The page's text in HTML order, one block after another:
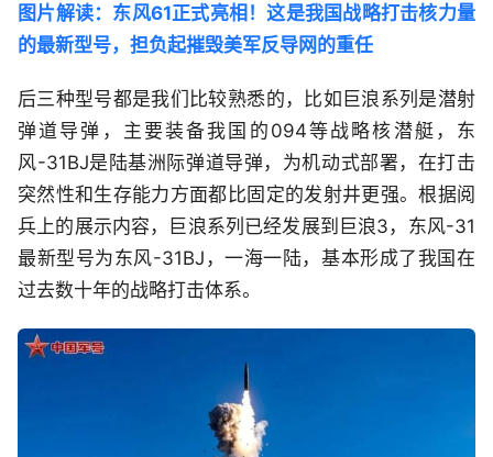
图片解读：东风61正式亮相！这是我国战略打击核力量
的最新型号，担负起摧毁美军反导网的重任
后三种型号都是我们比较熟悉的，比如巨浪系列是潜射
弹道导弹，主要装备我国的094等战略核潜艇，东
风-31BJ是陆基洲际弹道导弹，为机动式部署，在打击
突然性和生存能力方面都比固定的发射井更强。根据阅
兵上的展示内容，巨浪系列已经发展到巨浪3，东风-31
最新型号为东风-31BJ，一海一陆，基本形成了我国在
过去数十年的战略打击体系。